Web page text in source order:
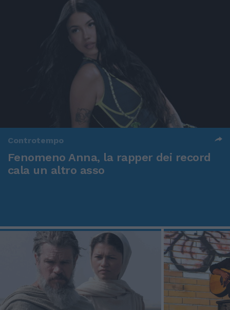
Controtempo
Fenomeno Anna, la rapper dei record
cala un altro asso